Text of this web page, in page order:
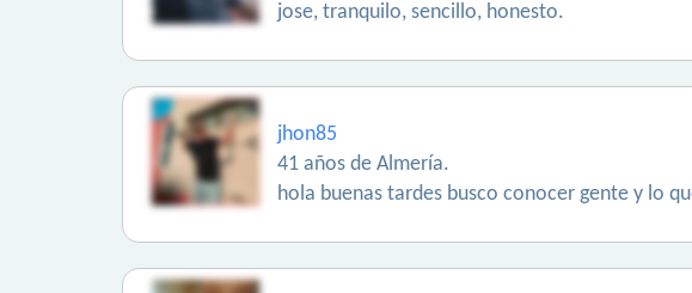
jose, tranquilo, sencillo, honesto.
jhon85
41 años de Almería.
hola buenas tardes busco conocer gente y lo